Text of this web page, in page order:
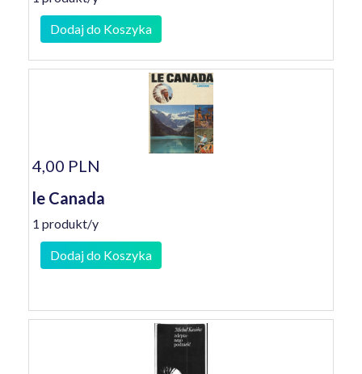
Dodaj do Koszyka
4,00 PLN
le Canada
1 produkt/y
Dodaj do Koszyka